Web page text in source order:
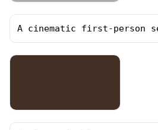
A cinematic first-person